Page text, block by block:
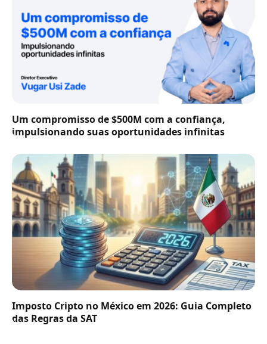
Um compromisso de $500M com a confiança,
impulsionando suas oportunidades infinitas
Imposto Cripto no México em 2026: Guia Completo
das Regras da SAT